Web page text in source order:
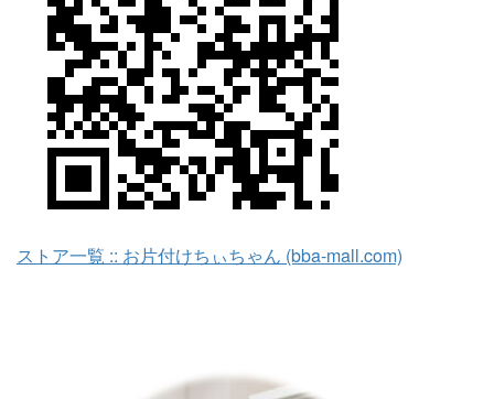
ストア一覧 :: お片付けちぃちゃん (bba-mall.com)